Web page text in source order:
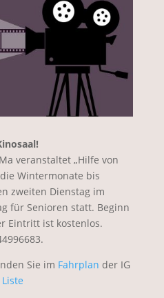
veranstaltet „Hilfe von
Wintermonate bis
zweiten Dienstag im
für Senioren statt. Beginn
Eintritt ist kostenlos.
Sie im Fahrplan der IG